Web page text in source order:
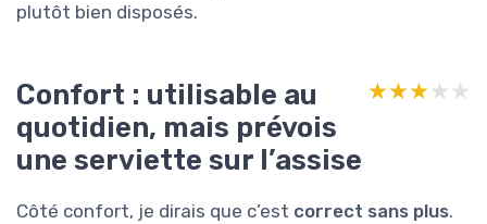
plutôt bien disposés.
Confort : utilisable au
quotidien, mais prévois
une serviette sur l’assise
★★★★★
★★★★★
Côté confort, je dirais que c’est correct sans plus.